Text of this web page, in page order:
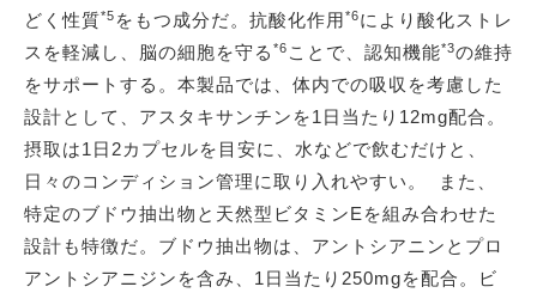
どく性質*5 をもつ成分だ。抗酸化作用*6により酸化ストレ
スを軽減し、脳の細胞を守る *6 ことで、認知機能*3の維持
をサポートする。本製品では、体内での吸収を考慮した
設計として、アスタキサンチンを1日当たり12mg配合。
摂取は1日2カプセルを目安に、水などで飲むだけと、
日々のコンディション管理に取り入れやすい。 また、
特定のブドウ抽出物と天然型ビタミンEを組み合わせた
設計も特徴だ。ブドウ抽出物は、アントシアニンとプロ
アントシアニジンを含み、1日当たり250mgを配合。ビ